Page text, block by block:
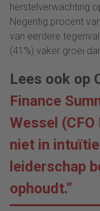
herstelverwachting
Negentig procent
van eerdere
(41%) vaker groei
Lees ook op
Finance
Wessel
niet in
leiderschap
ophoudt.”